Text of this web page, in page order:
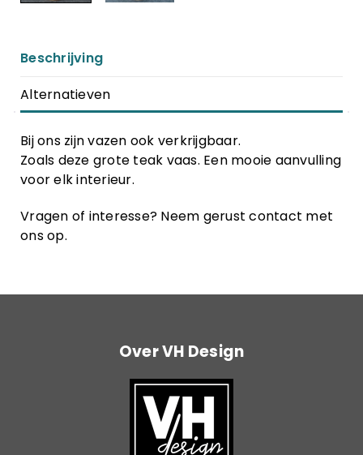
Beschrijving
Alternatieven
Bij ons zijn vazen ook verkrijgbaar.
Zoals deze grote teak vaas. Een mooie aanvulling
voor elk interieur.
Vragen of interesse? Neem gerust contact met
ons op.
Over VH Design